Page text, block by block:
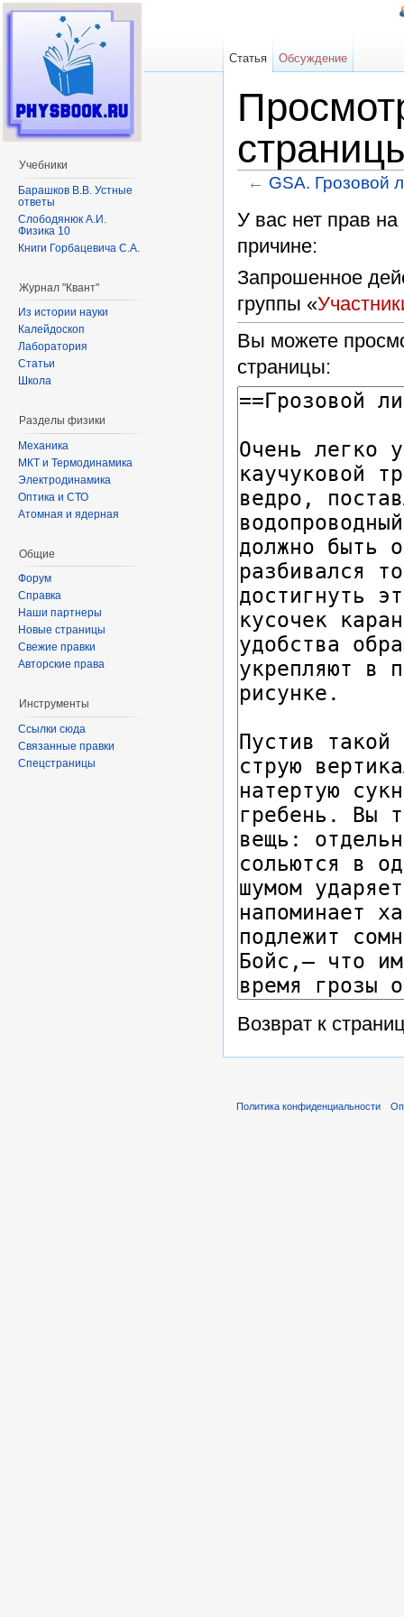
← GSA. Грозовой
У вас нет прав
причине:
Запрошенное
группы «
Вы можете
страницы:
Возврат к
Статья Обсуждение
Учебники
Барашков В.В. Устные
ответы
Слободянюк А.И.
Физика 10
Книги Горбацевича С.А.
Журнал "Квант"
Из истории науки
Калейдоскоп
Лаборатория
Статьи
Школа
Разделы физики
Механика
МКТ и Термодинамика
Электродинамика
Оптика и СТО
Атомная и ядерная
Общие
Форум
Справка
Наши партнеры
Новые страницы
Свежие правки
Авторские права
Инструменты
Ссылки сюда
Связанные правки
Спецстраницы
Политика конфиденциальности